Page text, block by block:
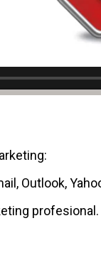
Outlook,
profesional.